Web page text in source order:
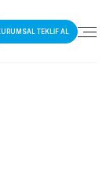
TEKLİF AL